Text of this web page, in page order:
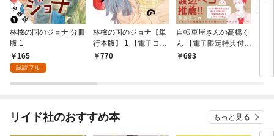
林檎の国のジョナ 分冊
版 1
165
試読フル
林檎の国のジョナ【単
行本版】 1 【電子コミ
ック限定特典付き】
770
自転車屋さんの高橋く
ん 【電子限定特典付】
(1)693
リイド社のおすすめ本 もっと見る